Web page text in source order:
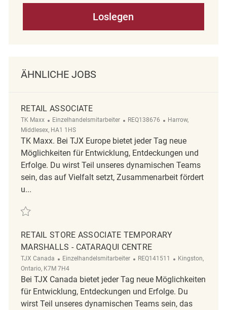
Loslegen
ÄHNLICHE JOBS
RETAIL ASSOCIATE
TK Maxx Kategorie
Einzelhandelsmitarbeiter ReqId
REQ138676 Ort
Harrow,
Middlesex, HA1 1HS
TK Maxx. Bei TJX Europe bietet jeder Tag neue
Möglichkeiten für Entwicklung, Entdeckungen und
Erfolge. Du wirst Teil unseres dynamischen Teams
sein, das auf Vielfalt setzt, Zusammenarbeit fördert
u...
Retten Retail Associate REQ138676
RETAIL STORE ASSOCIATE TEMPORARY
MARSHALLS - CATARAQUI CENTRE
TJX Canada Kategorie
Einzelhandelsmitarbeiter ReqId
REQ141511 Ort
Kingston,
Ontario, K7M 7H4
Bei TJX Canada bietet jeder Tag neue Möglichkeiten
für Entwicklung, Entdeckungen und Erfolge. Du
wirst Teil unseres dynamischen Teams sein, das